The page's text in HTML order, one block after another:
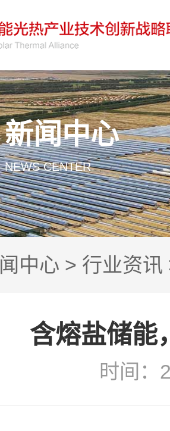
新闻中心
NEWS CENTER
中心 > 行业资讯
含熔盐储能
时间